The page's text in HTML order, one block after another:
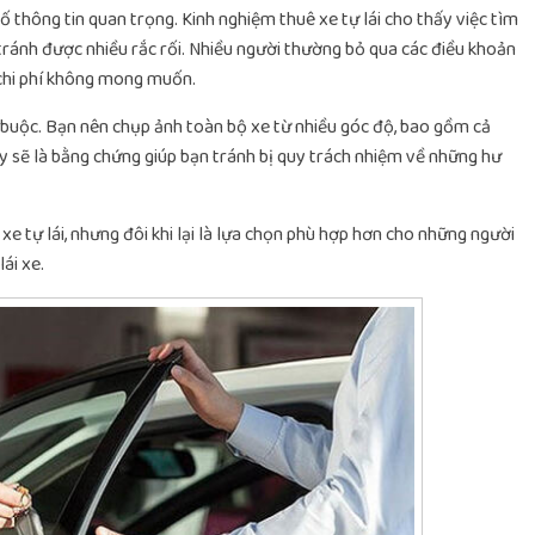
thông tin quan trọng. Kinh nghiệm thuê xe tự lái cho thấy việc tìm
được nhiều rắc rối. Nhiều người thường bỏ qua các điều khoản
phí không mong muốn.
Bạn nên chụp ảnh toàn bộ xe từ nhiều góc độ, bao gồm cả
là bằng chứng giúp bạn tránh bị quy trách nhiệm về những hư
tự lái, nhưng đôi khi lại là lựa chọn phù hợp hơn cho những người
xe.